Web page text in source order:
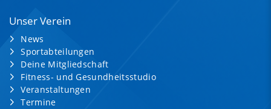
Unser Verein
News
Sportabteilungen
Deine Mitgliedschaft
Fitness- und Gesundheitsstudio
Veranstaltungen
Termine